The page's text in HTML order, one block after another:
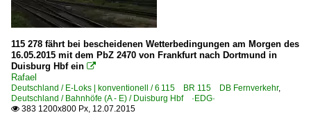
115 278 fährt bei bescheidenen Wetterbedingungen am Morgen des
16.05.2015 mit dem PbZ 2470 von Frankfurt nach Dortmund in
Duisburg Hbf ein 
Rafael
Deutschland / E-Loks | konventionell / 6 115 BR 115 DB Fernverkehr,
Deutschland / Bahnhöfe (A - E) / Duisburg Hbf ·EDG·
 383 1200x800 Px, 12.07.2015